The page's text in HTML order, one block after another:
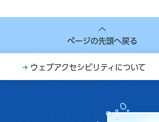
ページの先頭へ戻る
ウェブアクセシビリティについて